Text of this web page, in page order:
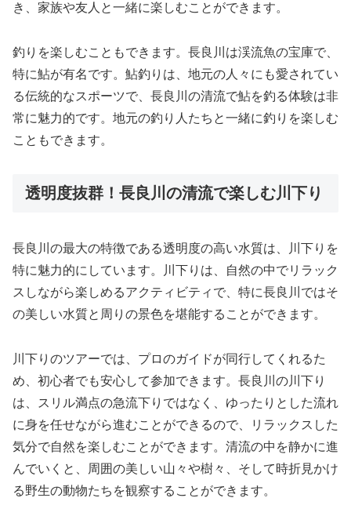
き、家族や友人と一緒に楽しむことができます。
釣りを楽しむこともできます。長良川は渓流魚の宝庫で、
特に鮎が有名です。鮎釣りは、地元の人々にも愛されてい
る伝統的なスポーツで、長良川の清流で鮎を釣る体験は非
常に魅力的です。地元の釣り人たちと一緒に釣りを楽しむ
こともできます。
透明度抜群！長良川の清流で楽しむ川下り
長良川の最大の特徴である透明度の高い水質は、川下りを
特に魅力的にしています。川下りは、自然の中でリラック
スしながら楽しめるアクティビティで、特に長良川ではそ
の美しい水質と周りの景色を堪能することができます。
川下りのツアーでは、プロのガイドが同行してくれるた
め、初心者でも安心して参加できます。長良川の川下り
は、スリル満点の急流下りではなく、ゆったりとした流れ
に身を任せながら進むことができるので、リラックスした
気分で自然を楽しむことができます。清流の中を静かに進
んでいくと、周囲の美しい山々や樹々、そして時折見かけ
る野生の動物たちを観察することができます。